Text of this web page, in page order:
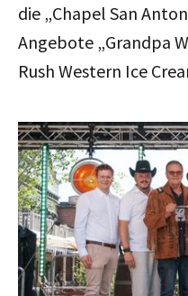
die „Chapel San
Angebote „Grandpa
Rush Western Ice